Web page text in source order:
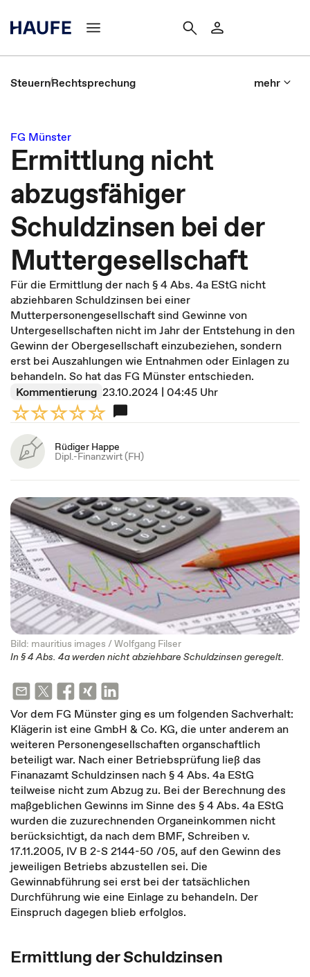
SteuernRechtsprechung mehr
FG Münster
Ermittlung nicht
abzugsfähiger
Schuldzinsen bei der
Muttergesellschaft
Für die Ermittlung der nach § 4 Abs. 4a EStG nicht
abziehbaren Schuldzinsen bei einer
Mutterpersonengesellschaft sind Gewinne von
Untergesellschaften nicht im Jahr der Entstehung in den
Gewinn der Obergesellschaft einzubeziehen, sondern
erst bei Auszahlungen wie Entnahmen oder Einlagen zu
behandeln. So hat das FG Münster entschieden.
Kommentierung 23.10.2024 | 04:45 Uhr
Rüdiger Happe
Dipl.-Finanzwirt (FH)
Bild: mauritius images / Wolfgang Filser
In § 4 Abs. 4a werden nicht abziehbare Schuldzinsen geregelt.
Vor dem FG Münster ging es um folgenden Sachverhalt:
Klägerin ist eine GmbH & Co. KG, die unter anderem an
weiteren Personengesellschaften organschaftlich
beteiligt war. Nach einer Betriebsprüfung ließ das
Finanazamt Schuldzinsen nach § 4 Abs. 4a EStG
teilweise nicht zum Abzug zu. Bei der Berechnung des
maßgeblichen Gewinns im Sinne des § 4 Abs. 4a EStG
wurden die zuzurechnenden Organeinkommen nicht
berücksichtigt, da nach dem BMF, Schreiben v.
17.11.2005, IV B 2-S 2144-50 /05, auf den Gewinn des
jeweiligen Betriebs abzustellen sei. Die
Gewinnabführung sei erst bei der tatsächlichen
Durchführung wie eine Einlage zu behandeln. Der
Einspruch dagegen blieb erfolglos.
Ermittlung der Schuldzinsen